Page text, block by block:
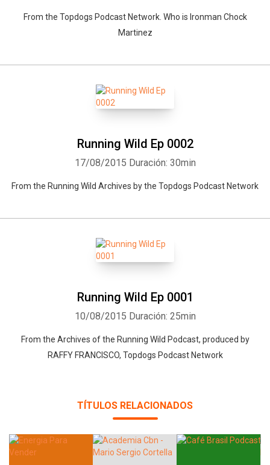
From the Topdogs Podcast Network. Who is Ironman Chock
Martinez
Running Wild Ep 0002
17/08/2015 Duración: 30min
From the Running Wild Archives by the Topdogs Podcast Network
Running Wild Ep 0001
10/08/2015 Duración: 25min
From the Archives of the Running Wild Podcast, produced by
RAFFY FRANCISCO, Topdogs Podcast Network
TÍTULOS RELACIONADOS
Whatsapp Facebook Twitter E-mail